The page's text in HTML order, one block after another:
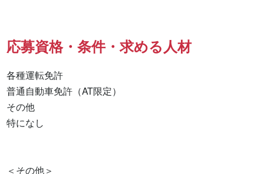
応募資格・条件・求める人材
各種運転免許
普通自動車免許（AT限定）
その他
特になし
＜その他＞